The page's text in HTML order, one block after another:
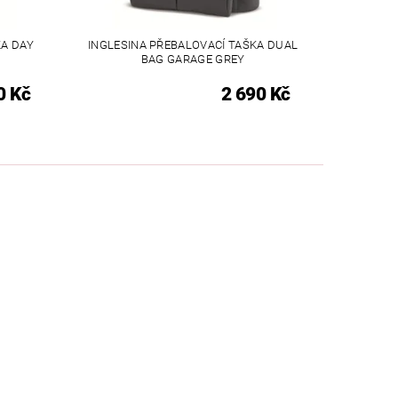
DAY
Kč
INGLESINA PŘEBALOVACÍ TAŠKA DUAL
BAG GARAGE GREY
2 690 Kč